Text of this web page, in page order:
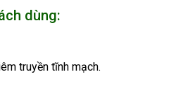
dùng:
truyền tĩnh mạch.